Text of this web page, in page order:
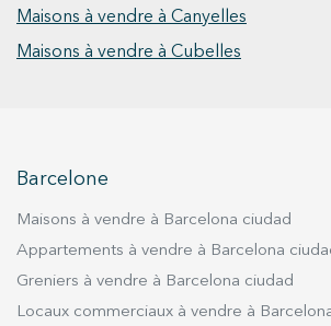
Maisons à vendre à Canyelles
Maisons à vendre à Cubelles
Barcelone
Maisons à vendre à Barcelona ciudad
Appartements à vendre à Barcelona
Greniers à vendre à Barcelona ciudad
Locaux commerciaux à vendre à